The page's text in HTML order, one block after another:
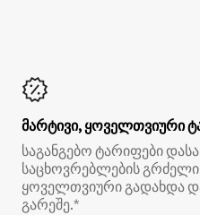
მარტივი, ყოველთვიური
საგანგებო ტარიფები
საცხოვრებლების
ყოველთვიური გადახდა
გარეშე.*